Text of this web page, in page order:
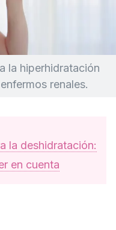
la hiperhidratación
renales.
la deshidratación:
en cuenta